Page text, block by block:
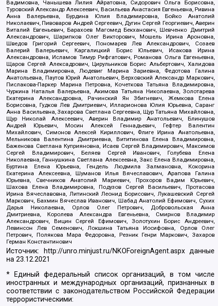
Вадимовна, Чанышева Лилия Айратовна, Сидорович Ольга Борисовна,
Туровский Александр Алексеевич, Васильева Анастасия Евгеньевна, Ривина
Анна Валерьевна, Бурдина Юлия Владимировна, Бойко Анатолий
Николаевич, Пивоваров Андрей Сергеевич, Дугин Сергей Георгиевич, Аверин
Виталий Евгеньевич, Барахоев Магомед Бекханович, Шевченко Дмитрий
Александрович, Шарипков Олег Викторович, Мошель Ирина Ароновна,
Шведов Григорий Сергеевич, Пономарев Лев Александрович, Созаев
Валерий Валерьевич, Каргалицкий Борис Юльевич, Исакова Ирина
Александровна, Исламов Тимур Рифгатович, Романова Ольга Евгеньевна,
Щаров Сергей Алексадрович, Цирульников Борис Альбертович, Халидова
Марина Владимировна, Людевиг Марина Зариевна, Федотова Галина
Анатольевна, Паутов Юрий Анатольевич, Верховский Александр Маркович,
Пислакова-Паркер Марина Петровна, Кочеткова Татьяна Владимировна,
Чуркина Наталья Валерьевна, Акимова Татьяна Николаевна, Золотарева
Екатерина Александровна, Рачинский Ян Збигневич, Жемкова Елена
Борисовна, Гудков Лев Дмитриевич, Илларионова Юлия Юрьевна, Саранг
Анна Васильевна, Захарова Светлана Сергеевна, Щур Татьяна Михайловна,
Щур Николай Алексеевич, Аверин Владимир Анатольевич, Блинушов
Андрей Юрьевич, Мосин Алексей Геннадьевич, Гефтер Валентин
Михайлович, Симонов Алексей Кириллович, Флиге Ирина Анатольевна,
Мельникова Валентина Дмитриевна, Вититинова Елена Владимировна,
Баженова Светлана Куприяновна, Исаев Сергей Владимирович, Максимов
Сергей Владимирович, Беляев Сергей Иванович, Голубева Елена
Николаевна, Ганнушкина Светлана Алексеевна, Закс Елена Владимировна,
Буртина Елена Юрьевна, Гендель Людмила Залмановна, Кокорина
Екатерина Алексеевна, Шуманов Илья Вячеславович, Арапова Галина
Юрьевна, Свечников Анатолий Мариевич, Прохоров Вадим Юрьевич,
Шахова Елена Владимировна, Подузов Сергей Васильевич, Протасова
Ирина Вячеславовна, Литинский Леонид Борисович, Лукашевский Сергей
Маркович, Бахмин Вячеслав Иванович, Шабад Анатолий Ефимович, Сухих
Дарья Николаевна, Орлов Олег Петрович, Добровольская Анна
Дмитриевна, Королева Александра Евгеньевна, Смирнов Владимир
Александрович, Вицин Сергей Ефимович, Золотухин Борис Андреевич,
Левинсон Лев Семенович, Локшина Татьяна Иосифовна, Орлов Олег
Петрович, Полякова Мара Федоровна, Резник Генри Маркович, Захаров
Герман Константинович
Источник: http://unro.minjust.ru/NKOForeignAgent.aspxданные
на23.12.2021
* Единый федеральный список организаций, в том числе
иностранных и международных организаций, признанных в
соответствии с законодательством Российской Федерации
террористическими: